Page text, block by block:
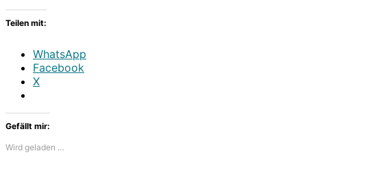
Teilen mit:
WhatsApp
Facebook
X
Gefällt mir:
Wird geladen …